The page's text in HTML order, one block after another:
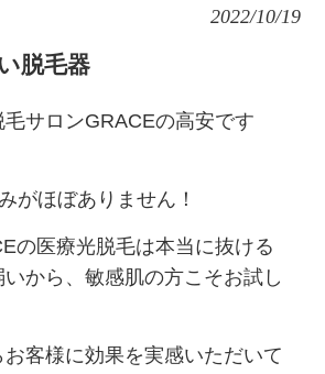
2022/10/19
脱毛器
サロンGRACEの高安です
がほぼありません！
の医療光脱毛は本当に抜ける
から、敏感肌の方こそお試し
客様に効果を実感いただいて